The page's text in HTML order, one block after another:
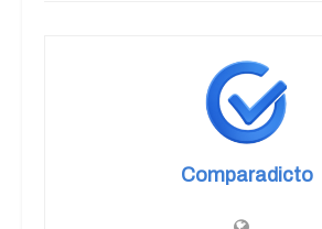
Comparadicto